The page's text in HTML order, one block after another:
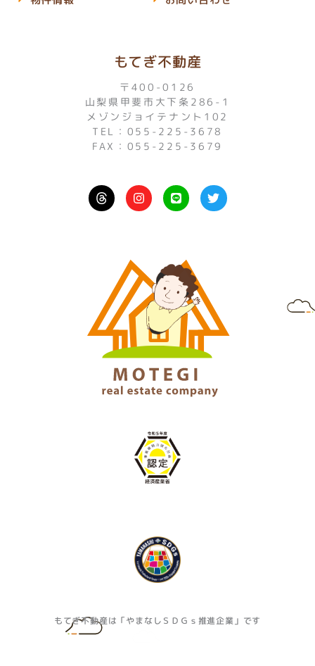
もてぎ不動産
〒400-0126
山梨県甲斐市大下条286-1
メゾンジョイテナント102
TEL：055-225-3678
FAX：055-225-3679
I
n
s
r
a
m
L
i
n
T
w
i
もてぎ不動産は「やまなしＳＤＧｓ推進企業」です